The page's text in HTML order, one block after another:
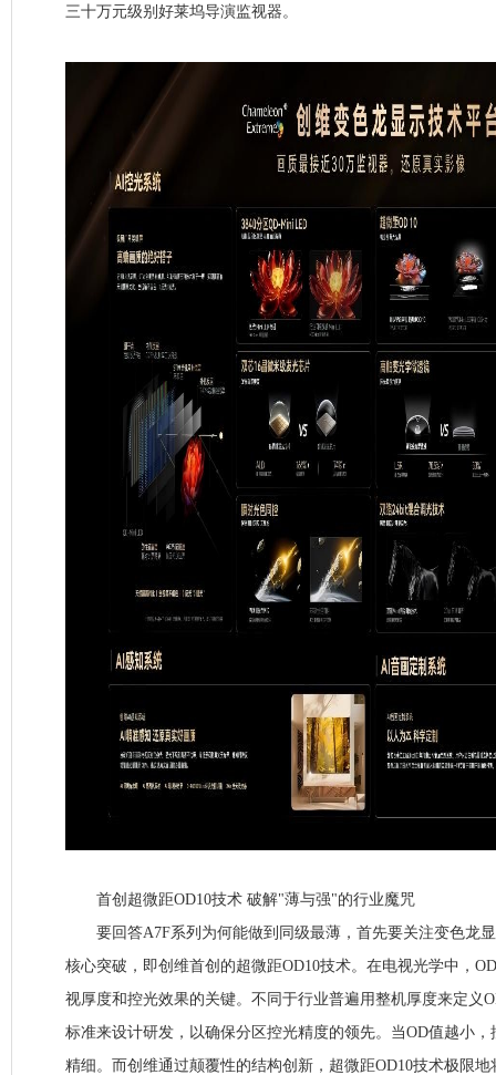
三十万元级别好莱坞导演监视器。
首创超微距OD10技术 破解"薄与强"的行业魔咒
要回答A7F系列为何能做到同级最薄，首先要关注变色龙
核心突破，即创维首创的超微距OD10技术。在电视光学中，
视厚度和控光效果的关键。不同于行业普遍用整机厚度来定义
标准来设计研发，以确保分区控光精度的领先。当OD值越小
精细。而创维通过颠覆性的结构创新，超微距OD10技术极限